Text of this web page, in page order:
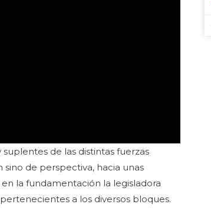
de las distintas fuerzas
de perspectiva, hacia unas
la fundamentación la legisladora
pertenecientes a los diversos bloques.